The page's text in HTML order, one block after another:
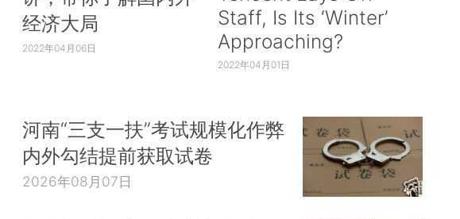
经济大局
2022年04月06日
Staff, Is Its ‘Winter’
Approaching?
2022年04月01日
河南“三支一扶”考试规模化作弊
内外勾结提前获取试卷
2026年08月07日